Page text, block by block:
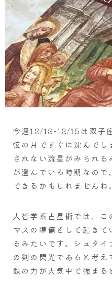
今週12/13-12/15は双子
弦の月ですぐに沈んで
されない流星がみられ
が澄んでいる時期なの
できるかもしれませんね。
人智学系占星術では、
マスの準備として起き
るみたいです。シュタ
の剣の閃光であると考
鉄の力が大気中で強まる